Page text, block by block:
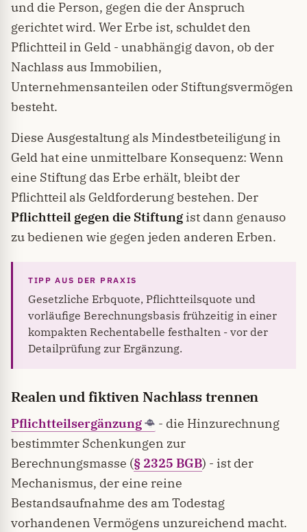
und die Person, gegen die der Anspruch
gerichtet wird. Wer Erbe ist, schuldet den
Pflichtteil in Geld - unabhängig davon, ob der
Nachlass aus Immobilien,
Unternehmensanteilen oder Stiftungsvermögen
besteht.
Diese Ausgestaltung als Mindestbeteiligung in
Geld hat eine unmittelbare Konsequenz: Wenn
eine Stiftung das Erbe erhält, bleibt der
Pflichtteil als Geldforderung bestehen. Der
Pflichtteil gegen die Stiftung ist dann genauso
zu bedienen wie gegen jeden anderen Erben.
Gesetzliche Erbquote, Pflichtteilsquote und
vorläufige Berechnungsbasis frühzeitig in einer
kompakten Rechentabelle festhalten - vor der
Detailprüfung zur Ergänzung.
Realen und fiktiven Nachlass trennen
Pflichtteilsergänzung
- die Hinzurechnung
bestimmter Schenkungen zur
Berechnungsmasse (§ 2325 BGB) - ist der
Mechanismus, der eine reine
Bestandsaufnahme des am Todestag
vorhandenen Vermögens unzureichend macht.